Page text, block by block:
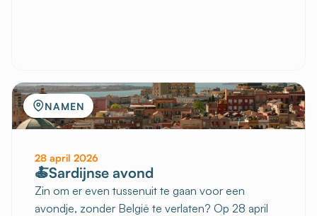
NAMEN
28 april 2026
🍝Sardijnse avond
Zin om er even tussenuit te gaan voor een
avondje, zonder België te verlaten? Op 28 april